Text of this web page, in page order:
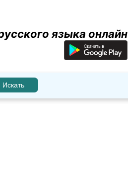
языка онлайн